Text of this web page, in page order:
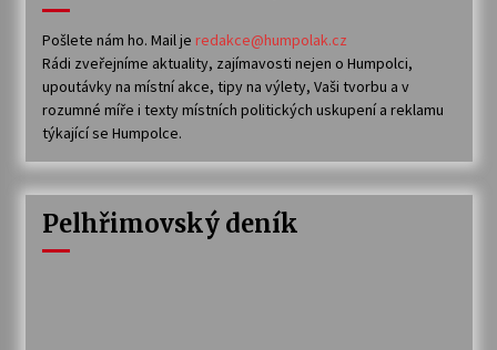
Pošlete nám ho. Mail je redakce@humpolak.cz
Rádi zveřejníme aktuality, zajímavosti nejen o Humpolci,
upoutávky na místní akce, tipy na výlety, Vaši tvorbu a v
rozumné míře i texty místních politických uskupení a reklamu
týkající se Humpolce.
Pelhřimovský deník